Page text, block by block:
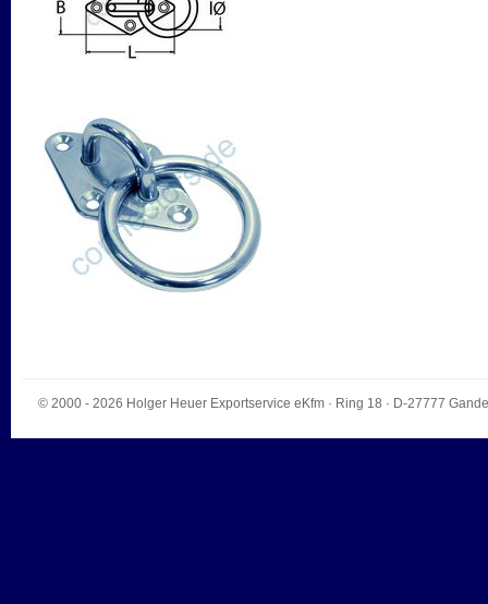
© 2000 - 2026 Holger Heuer Exportservice eKfm· Ring 18 · D-27777